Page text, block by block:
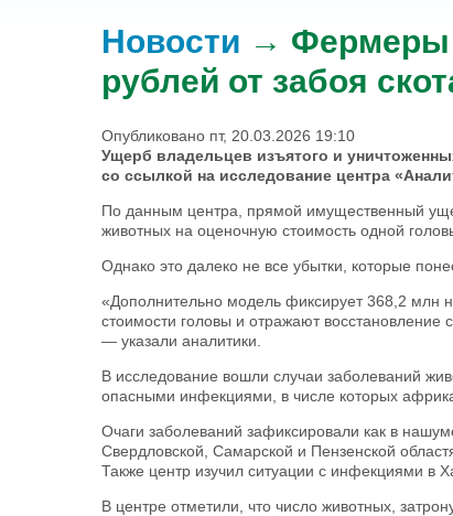
Новости → Фермеры
рублей от забоя
Опубликовано пт, 20.03.2026 19:10
Ущерб владельцев изъятого и
со ссылкой на исследование центра
По данным центра, прямой имущественный
животных на оценочную стоимость одной
Однако это далеко не все убытки, которые
«Дополнительно модель фиксирует 368,2 млн
стоимости головы и отражают восстановление
— указали аналитики.
В исследование вошли случаи заболеваний
опасными инфекциями, в числе которых
Очаги заболеваний зафиксировали как в
Свердловской, Самарской и Пензенской
Также центр изучил ситуации с инфекциями в
В центре отметили, что число животных,